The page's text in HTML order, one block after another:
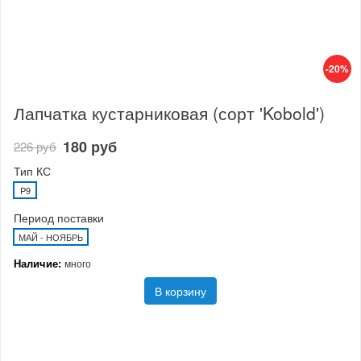
-20%
Лапчатка кустарниковая (сорт 'Kobold')
226 руб 180 руб
Тип КС
P9
Период поставки
МАЙ - НОЯБРЬ
Наличие: много
В корзину